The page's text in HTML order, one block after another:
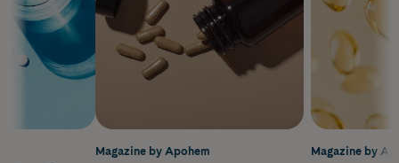
Magazine by
Magazine by Apohem